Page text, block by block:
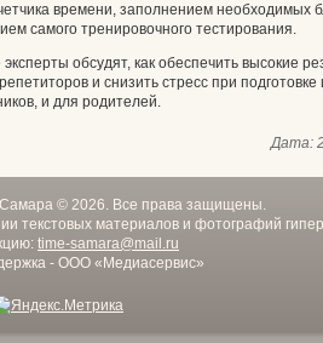
времени, заполнением необходимых
самого тренировочного тестирования.
обсудят, как обеспечить высокие
и снизить стресс при подготовке
и для родителей.
Дата:
Самара © 2026. Все права защищены.
текстовых материалов и фотографий
time-samara@mail.ru
- ООО «Медиасервис»